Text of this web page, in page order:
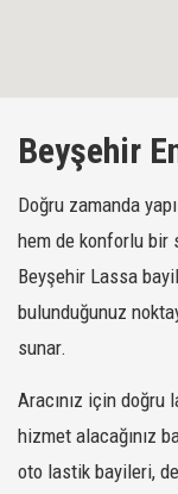
Beyşehir
Doğru zamanda
hem de konforlu bir
Beyşehir Lassa
bulunduğunuz
sunar.
Aracınız için
hizmet alacağınız
oto lastik bayileri,